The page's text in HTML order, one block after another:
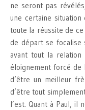
ne seront pas
une certaine
toute la réussite de
de départ se focalise
avant tout la
éloignement forcé de
d’être un meilleur
d’être tout
l’est. Quant à Paul, il